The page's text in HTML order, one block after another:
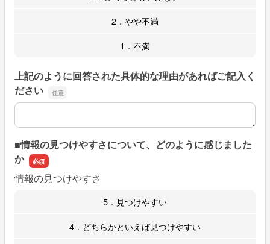
2．やや不満
1．不満
上記のように回答された具体的な理由があればご記入く
ださい
上記のように回答された具体的な理由があればご記入くだ
■情報の見つけやすさについて、どのように感じました
か
情報の見つけやすさ
5．見つけやすい
4．どちらかといえば見つけやすい